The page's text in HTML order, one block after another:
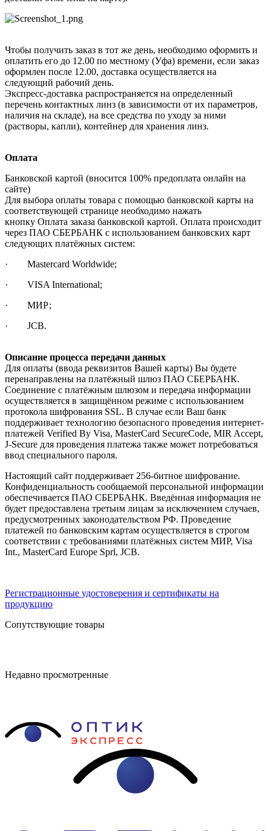
Чтобы получить заказ в тот же день, необходимо оформить и
оплатить его до 12.00 по местному (Уфа) времени, если заказ
оформлен после 12.00, доставка осуществляется на
следующий рабочий день.
Экспресс-доставка распространяется на определенный
перечень контактных линз (в зависимости от их параметров,
наличия на складе), на все средства по уходу за ними
(растворы, капли), контейнер для хранения линз.
Оплата
Банковской картой (вносится 100% предоплата онлайн на
сайте)
Для выбора оплаты товара с помощью банковской карты на
соответствующей странице необходимо нажать
кнопку Оплата заказа банковской картой. Оплата происходит
через ПАО СБЕРБАНК с использованием банковских карт
следующих платёжных систем:
· Mastercard Worldwide;
· VISA International;
· МИР;
· JCB.
Описание процесса передачи данных
Для оплаты (ввода реквизитов Вашей карты) Вы будете
перенаправлены на платёжный шлюз ПАО СБЕРБАНК.
Соединение с платёжным шлюзом и передача информации
осуществляется в защищённом режиме с использованием
протокола шифрования SSL. В случае если Ваш банк
поддерживает технологию безопасного проведения интернет-
платежей Verified By Visa, MasterCard SecureCode, MIR Accept,
J-Secure для проведения платежа также может потребоваться
ввод специального пароля.
Настоящий сайт поддерживает 256-битное шифрование.
Конфиденциальность сообщаемой персональной информации
обеспечивается ПАО СБЕРБАНК. Введённая информация не
будет предоставлена третьим лицам за исключением случаев,
предусмотренных законодательством РФ. Проведение
платежей по банковским картам осуществляется в строгом
соответствии с требованиями платёжных систем МИР, Visa
Int., MasterCard Europe Sprl, JCB.
Регистрационные удостоверения и сертификаты на
продукцию
Сопутствующие товары
Недавно просмотренные